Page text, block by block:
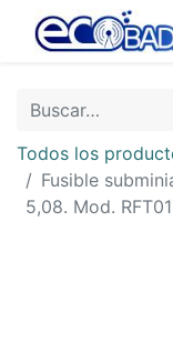
Todos los
Fusible
5,08. Mod.